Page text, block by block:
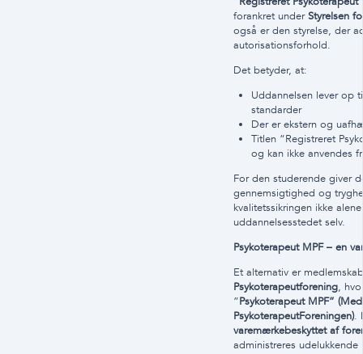
forankret underStyrelsen
også er den styrelse, der
autorisationsforhold.
Det betyder, at:
Uddannelsen lever op
standarder
Der er ekstern og
Titlen “Registreret
og kan ikke anvendes
For den studerende giver
gennemsigtighed og
kvalitetssikringen ikke
uddannelsesstedet selv.
Psykoterapeut MPF – en
Et alternativ er
Psykoterapeutforening,
”Psykoterapeut MPF”
PsykoterapeutForeningen).
varemærkebeskyttet af
administreres udelukkende